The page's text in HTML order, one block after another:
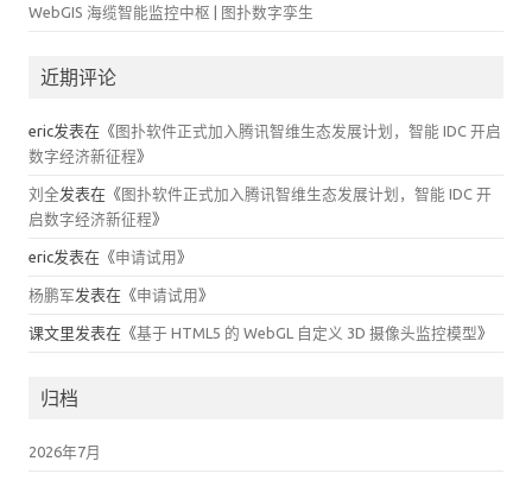
WebGIS 海缆智能监控中枢 | 图扑数字孪生
近期评论
eric发表在《 图扑软件正式加入腾讯智维生态发展计划，智能 IDC 开启
数字经济新征程》
刘全发表在《 图扑软件正式加入腾讯智维生态发展计划，智能 IDC 开
启数字经济新征程》
eric发表在《申请试用 》
杨鹏军发表在《申请试用 》
课文里发表在《基于 HTML5 的 WebGL 自定义 3D 摄像头监控模型》
归档
2026年7月